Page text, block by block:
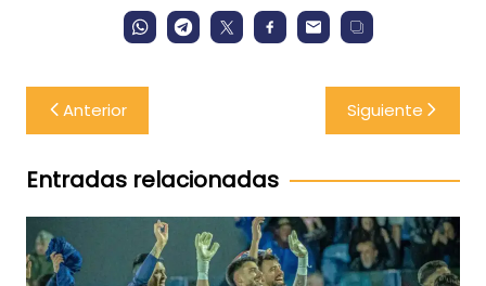
Navegación
de
entradas
Anterior Siguiente
Entradas relacionadas